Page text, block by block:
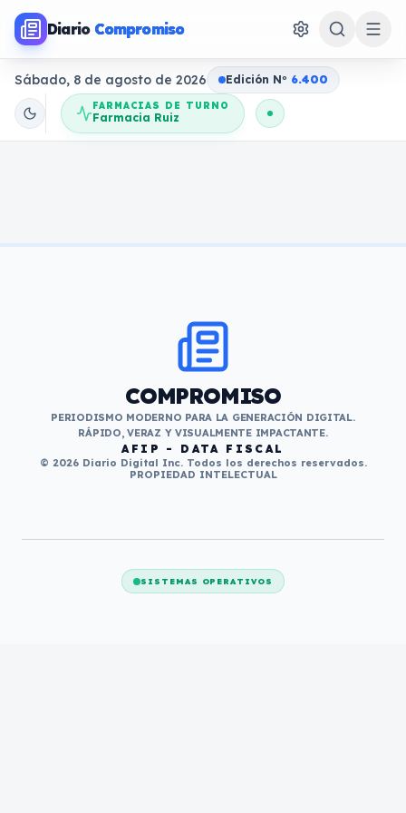
Diario Compromiso
Sábado, 8 de agosto de 2026 Edición No 6.400
FARMACIAS DE TURNO
Farmacia Ruiz
COMPROMISO
PERIODISMO MODERNO PARA LA GENERACIÓN DIGITAL.
RÁPIDO, VERAZ Y VISUALMENTE IMPACTANTE.
AFIP - DATA FISCAL
© 2026 Diario Digital Inc. Todos los derechos reservados.
PROPIEDAD INTELECTUAL
SISTEMAS OPERATIVOS